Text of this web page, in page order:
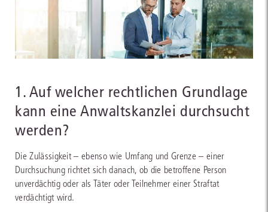
1. Auf welcher rechtlichen Grundlage
kann eine Anwaltskanzlei durchsucht
werden?
Die Zulässigkeit – ebenso wie Umfang und Grenze – einer
Durchsuchung richtet sich danach, ob die betroffene Person
unverdächtig oder als Täter oder Teilnehmer einer Straftat
verdächtigt wird.